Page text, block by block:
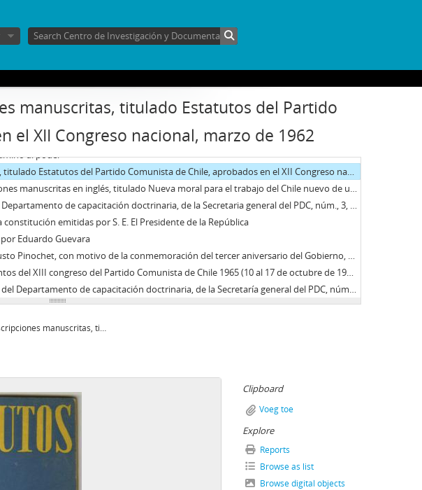
manuscritas, titulado Estatutos del Partido
el XII Congreso nacional, marzo de 1962
entonces senador Patricio Aylwin, titulado Sólo la ignorancia o la pasión política pueden desconocer todo lo que ha hecho este gobierno
partido, por Rodrigo Ambrosio
fascista contra la izquierda. Año I, 8 de abril de 1969, núm. 1 (78)
por Miguel Poradowski
cristiana chilena
al poder
del Partido Comunista de Chile, aprobados en el XII Congreso nacional, marzo de 1962
titulado Nueva moral para el trabajo del Chile nuevo de una intervención del doctor Allende ante los jefes de los Servicios Públicos
de capacitación doctrinaria, de la Secretaria general del PDC, núm., 3, enero 1972
emitidas por S. E. El Presidente de la República
Eduardo Guevara
aniversario del Gobierno, titulado Discours de M. le Président de la République du Chilí, Général Augusto Pinochet Ugarte, à l'occasion du Troisième Anniversaire de son Gouvernement
Comunista de Chile 1965 (10 al 17 de octubre de 1965), edición La unidad socialista-comunista cimiento del movimiento popular, núm., 2
de capacitación doctrinaria, de la Secretaría general del PDC, núm., 1, julio-agosto 1971
Librillo con inscripciones manuscritas, titulado Estatutos del Partido Comunista de Chile, aprobados en el XII Congreso nacional, marzo de 1962
Clipboard
Voeg toe
Explore
Reports
Browse as list
Browse digital objects